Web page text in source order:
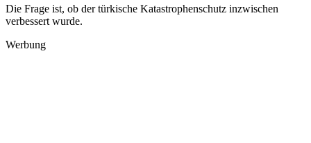
Die Frage ist, ob der türkische Katastrophenschutz inzwischen
verbessert wurde.
Werbung